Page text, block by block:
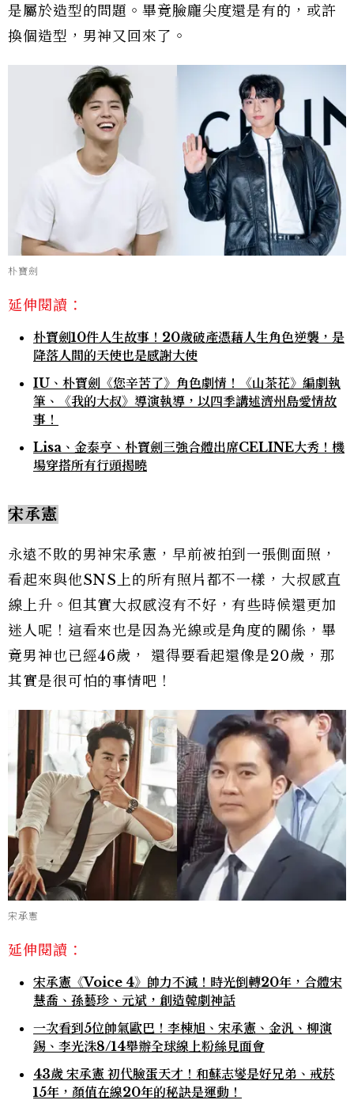
是屬於造型的問題。畢竟臉龐尖度還是有的，或許
換個造型，男神又回來了。
朴寶劍
延伸閱讀：
朴寶劍10件人生故事！20歲破產憑藉人生角色逆襲，是
降落人間的天使也是感謝大使
IU、朴寶劍《您辛苦了》角色劇情！《山茶花》編劇執
筆、《我的大叔》導演執導，以四季講述濟州島愛情故
事！
Lisa、金泰亨、朴寶劍三強合體出席CELINE大秀！機
場穿搭所有行頭揭曉
宋承憲
永遠不敗的男神宋承憲，早前被拍到一張側面照，
看起來與他SNS上的所有照片都不一樣，大叔感直
線上升。但其實大叔感沒有不好，有些時候還更加
迷人呢！這看來也是因為光線或是角度的關係，畢
竟男神也已經46歲， 還得要看起還像是20歲，那
其實是很可怕的事情吧！
宋承憲
延伸閱讀：
宋承憲《Voice 4》帥力不減！時光倒轉20年，合體宋
慧喬、孫藝珍、元斌，創造韓劇神話
一次看到5位帥氣歐巴！李棟旭、宋承憲、金汎、柳演
錫、李光洙8/14舉辦全球線上粉絲見面會
43歲 宋承憲 初代臉蛋天才！和蘇志燮是好兄弟、戒菸
15年，顏值在線20年的秘訣是運動！